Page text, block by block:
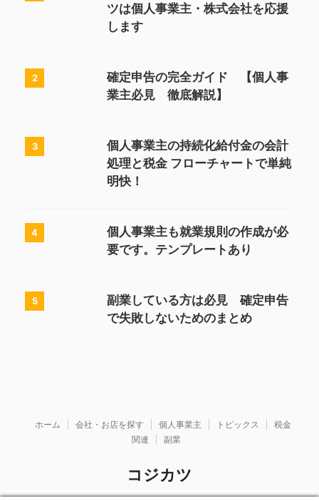
ツは個人事業主・株式会社を応援
します
2
確定申告の完全ガイド 【個人事
業主必見 徹底解説】
3
個人事業主の持続化給付金の会計
処理と税金 フローチャートで単純
明快！
4
個人事業主も就業規則の作成が必
要です。テンプレートあり
5
副業している方は必見 確定申告
で失敗しないためのまとめ
ホーム 会社・お店を探す 個人事業主 トピックス
税金
関連
副業
コジカツ